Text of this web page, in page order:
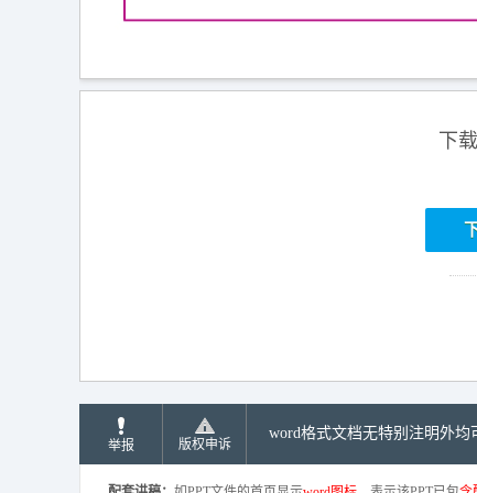
下
举报 版权申诉
word格式文档无特别注明外均